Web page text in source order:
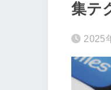
集テ
2025